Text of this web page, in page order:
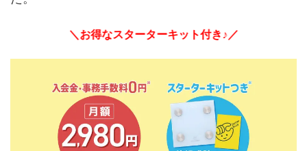
＼お得なスターターキット付き♪／